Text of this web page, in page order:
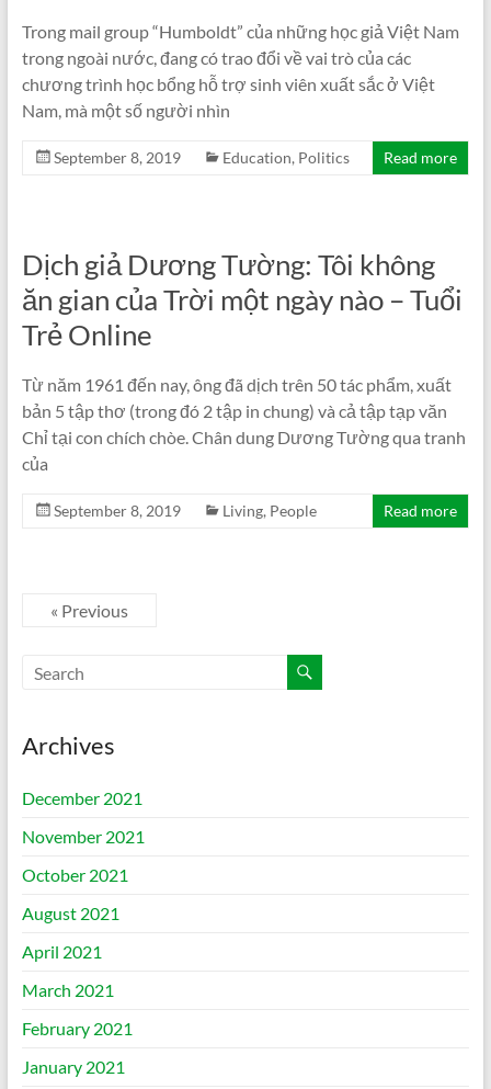
Trong mail group “Humboldt” của những học giả Việt Nam
trong ngoài nước, đang có trao đổi về vai trò của các
chương trình học bổng hỗ trợ sinh viên xuất sắc ở Việt
Nam, mà một số người nhìn
September 8, 2019 Education, Politics Read more
Dịch giả Dương Tường: Tôi không
ăn gian của Trời một ngày nào – Tuổi
Trẻ Online
Từ năm 1961 đến nay, ông đã dịch trên 50 tác phẩm, xuất
bản 5 tập thơ (trong đó 2 tập in chung) và cả tập tạp văn
Chỉ tại con chích chòe. Chân dung Dương Tường qua tranh
của
September 8, 2019 Living, People Read more
« Previous
Archives
December 2021
November 2021
October 2021
August 2021
April 2021
March 2021
February 2021
January 2021